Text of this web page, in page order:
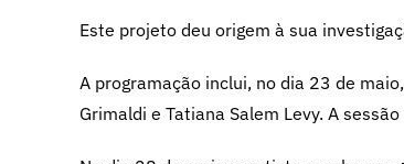
Este projeto deu origem à sua
A programação inclui, no dia 23 de
Grimaldi e Tatiana Salem Levy. A